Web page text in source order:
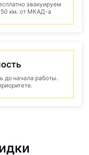
эвакуируем
км. от МКАД-а
до начала работы.